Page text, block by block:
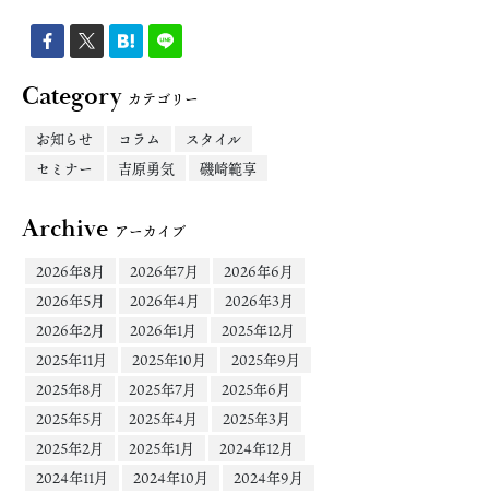
Categoryカテゴリー
お知らせ
コラム
スタイル
セミナー
吉原勇気 磯崎範享
Archive アーカイブ
2026年8月
2026年7月
2026年6月
2026年5月
2026年4月
2026年3月
2026年2月
2026年1月
2025年12月
2025年11月
2025年10月
2025年9月
2025年8月
2025年7月
2025年6月
2025年5月
2025年4月
2025年3月
2025年2月
2025年1月
2024年12月
2024年11月
2024年10月
2024年9月